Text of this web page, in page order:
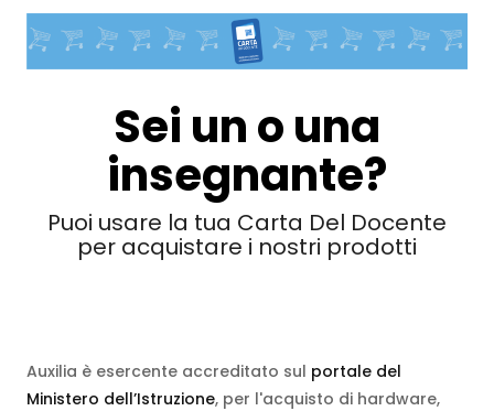
Sei un o una
insegnante?
Puoi usare la tua Carta Del Docente
per acquistare i nostri prodotti
Auxilia è esercente accreditato sul portale del
Ministero dell’Istruzione, per l'acquisto di hardware,